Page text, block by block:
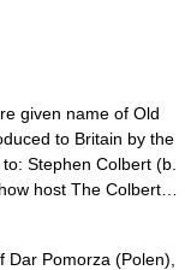
given name of Old
to Britain by the
Stephen Colbert (b.
host The Colbert…
Pomorza (Polen),